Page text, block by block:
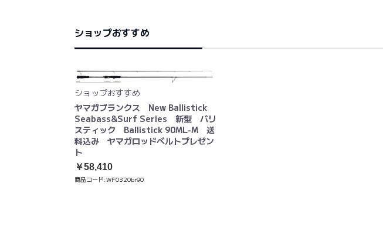
ショップおすすめ
ショップおすすめ
ヤマガブランクス New Ballistick
Seabass&Surf Series 新型 バリ
スティック Ballistick 90ML-M 送
料込み ヤマガロッドベルトプレゼン
ト
￥58,410
商品コード:WF0320br90